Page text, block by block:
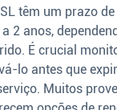
têm um prazo
2 anos,
É crucial
lo antes que
Muitos